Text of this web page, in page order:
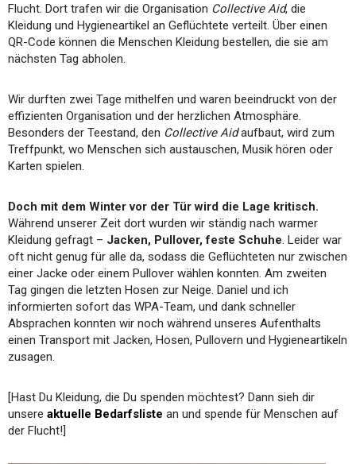
Flucht. Dort trafen wir die Organisation Collective Aid, die
Kleidung und Hygieneartikel an Geflüchtete verteilt. Über einen
QR-Code können die Menschen Kleidung bestellen, die sie am
nächsten Tag abholen.
Wir durften zwei Tage mithelfen und waren beeindruckt von der
effizienten Organisation und der herzlichen Atmosphäre.
Besonders der Teestand, den Collective Aidaufbaut, wird zum
Treffpunkt, wo Menschen sich austauschen, Musik hören oder
Karten spielen.
Doch mit dem Winter vor der Tür wird die Lage kritisch.
Während unserer Zeit dort wurden wir ständig nach warmer
Kleidung gefragt – Jacken, Pullover, feste Schuhe. Leider war
oft nicht genug für alle da, sodass die Geflüchteten nur zwischen
einer Jacke oder einem Pullover wählen konnten. Am zweiten
Tag gingen die letzten Hosen zur Neige. Daniel und ich
informierten sofort das WPA-Team, und dank schneller
Absprachen konnten wir noch während unseres Aufenthalts
einen Transport mit Jacken, Hosen, Pullovern und Hygieneartikeln
zusagen.
[Hast Du Kleidung, die Du spenden möchtest? Dann sieh dir
unsere aktuelle Bedarfsliste an und spende für Menschen auf
der Flucht!]